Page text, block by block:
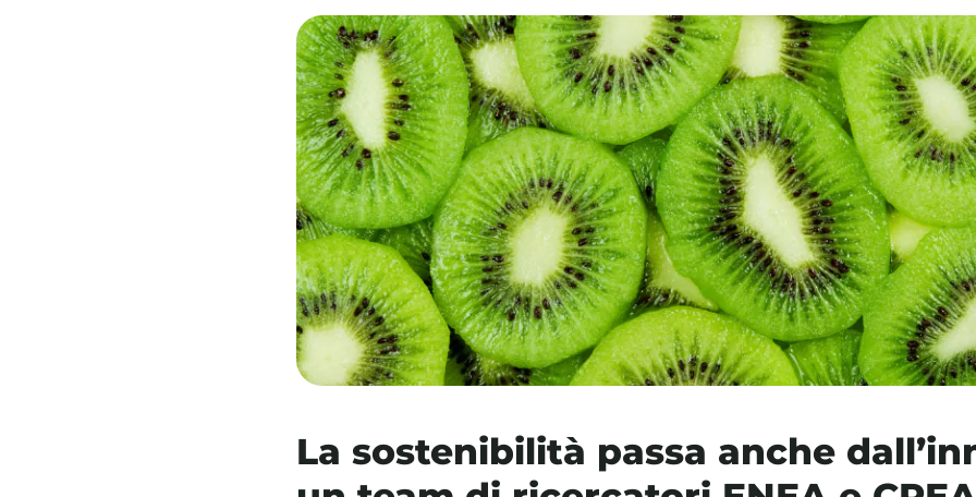
La sostenibilità passa anche